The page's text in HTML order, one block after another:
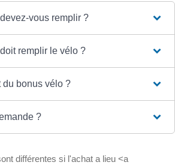
vous remplir ?
remplir le vélo ?
du bonus vélo ?
?
différentes si l'achat a lieu <a